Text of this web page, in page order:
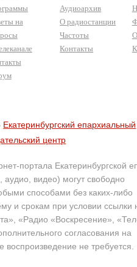
на
Аудиоархив
О радиостанции
Частоты
Контакты
Екатеринбургский епархиальный
центр
портала Екатеринбургской
аудио, видео) могут свободно
способами без каких-либо
и срокам при условии ссылки
«Радио «Воскресение»,
согласования на
воспроизведение не требуется.